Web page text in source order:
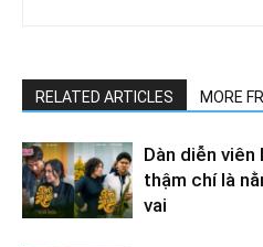
RELATED ARTICLES MORE
Dàn diễn
thậm chí là
vai